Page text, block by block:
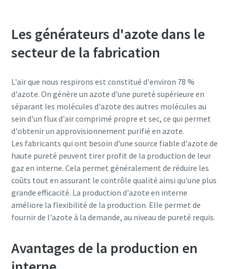
Les générateurs d'azote dans le
secteur de la fabrication
L'air que nous respirons est constitué d'environ 78 %
d'azote. On génère un azote d'une pureté supérieure en
séparant les molécules d'azote des autres molécules au
sein d'un flux d'air comprimé propre et sec, ce qui permet
d'obtenir un approvisionnement purifié en azote.
Les fabricants qui ont besoin d'une source fiable d'azote de
haute pureté peuvent tirer profit de la production de leur
gaz en interne. Cela permet généralement de réduire les
coûts tout en assurant le contrôle qualité ainsi qu'une plus
grande efficacité. La production d'azote en interne
améliore la flexibilité de la production. Elle permet de
fournir de l'azote à la demande, au niveau de pureté requis.
Avantages de la production en